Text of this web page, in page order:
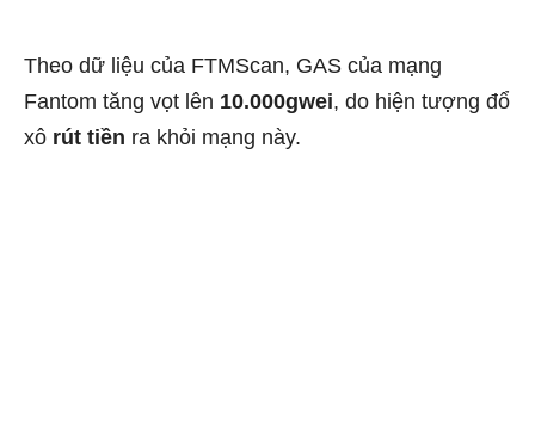
Theo dữ liệu của FTMScan, GAS của mạng
Fantom tăng vọt lên 10.000gwei, do hiện tượng đổ
xô rút tiền ra khỏi mạng này.